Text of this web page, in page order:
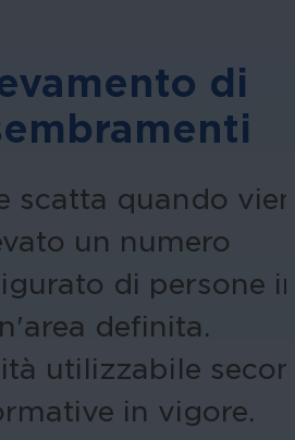
di
scatta quando
un numero
di persone
definita.
utilizzabile
in vigore.